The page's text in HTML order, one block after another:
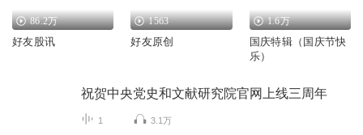
86.2万
好友股讯
1563
好友原创
1.6万
国庆特辑（国庆节快
乐）
祝贺中央党史和文献研究院官网上线三周年
1 3.1万